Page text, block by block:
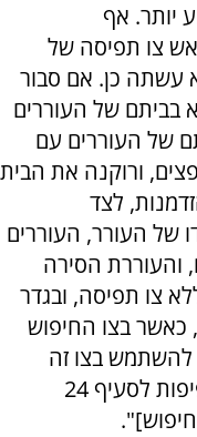
יותר. אף
צו תפיסה של
עשתה כן. אם סבור
בביתם של העוררים
של העוררים עם
ורוקנה את הבית
לצד
של העורר, העוררים
והעוררת הסירה
צו תפיסה, ובגדר
כאשר בצו החיפוש
להשתמש בצו זה
למטרה שאינה מפורטת לעיל [בכפיפות לסעיף 24